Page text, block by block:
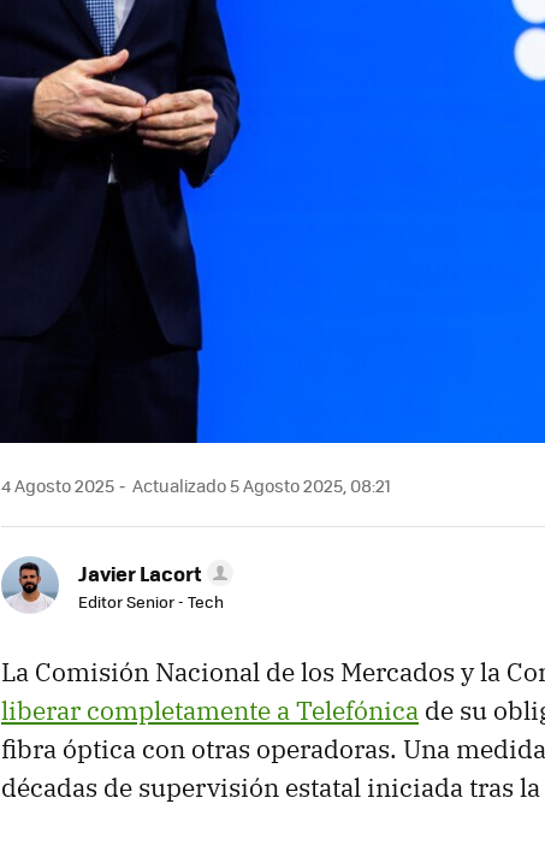
4 Agosto 2025 Actualizado 5 Agosto 2025, 08:21
Javier Lacort
Editor Senior - Tech
La Comisión Nacional de los Mercados y la
liberar completamente a Telefónica de su
fibra óptica con otras operadoras. Una
décadas de supervisión estatal iniciada tras